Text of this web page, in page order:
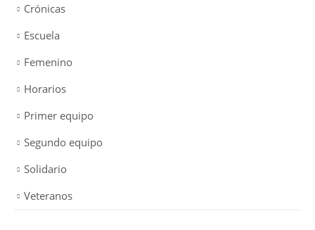
Crónicas
Escuela
Femenino
Horarios
Primer equipo
Segundo equipo
Solidario
Veteranos